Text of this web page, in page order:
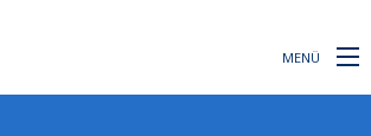
MENÜ